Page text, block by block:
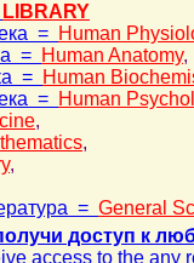
LIBRARY
= Human
= Human Anatomy,
= Human
= Human
,
,
,
= General
доступ к
access to the any